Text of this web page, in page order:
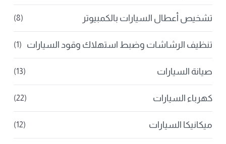
تشخيص أعطال السيارات بالكمبيوتر (8)
تنظيف الرشاشات وضبط استهلاك وقود السيارات (1)
صيانة السيارات (13)
كهرباء السيارات (22)
ميكانيكا السيارات (12)